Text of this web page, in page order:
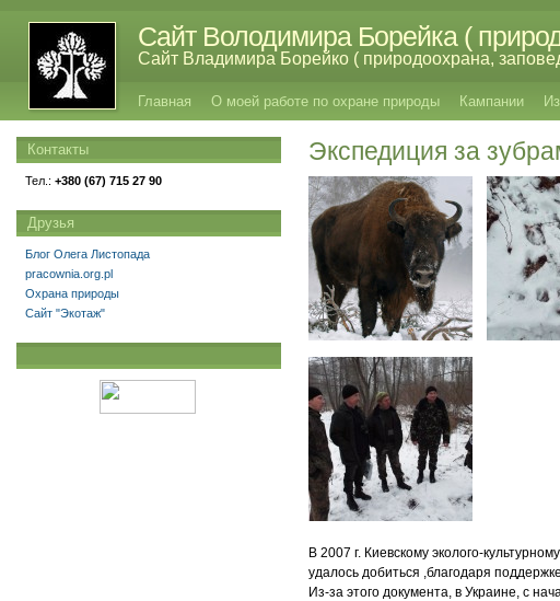
Сайт Володимира Борейка (
Сайт Владимира Борейко ( природоохрана,
Главная О моей работе по охране природы Кампании
Экспедиция за
В 2007 г. Киевскому эколого-
удалось добиться ,благодаря
Из-за этого документа, в Украине, с
Контакты
Тел.: +380 (67) 715 27 90
Друзья
Блог Олега Листопада
pracownia.org.pl
Охрана природы
Сайт "Экотаж"